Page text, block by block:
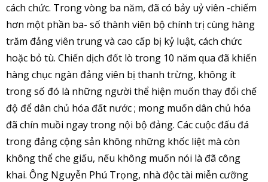
cách chức. Trong vòng ba năm, đã có bảy uỷ viên -chiếm
hơn một phần ba- số thành viên bộ chính trị cùng hàng
trăm đảng viên trung và cao cấp bị kỷ luật, cách chức
hoặc bỏ tù. Chiến dịch đốt lò trong 10 năm qua đã khiến
hàng chục ngàn đảng viên bị thanh trừng, không ít
trong số đó là những người thể hiện muốn thay đổi chế
độ để dân chủ hóa đất nước ; mong muốn dân chủ hóa
đã chín muồi ngay trong nội bộ đảng. Các cuộc đấu đá
trong đảng cộng sản không những khốc liệt mà còn
không thể che giấu, nếu không muốn nói là đã công
khai. Ông Nguyễn Phú Trọng, nhà độc tài miễn cưỡng